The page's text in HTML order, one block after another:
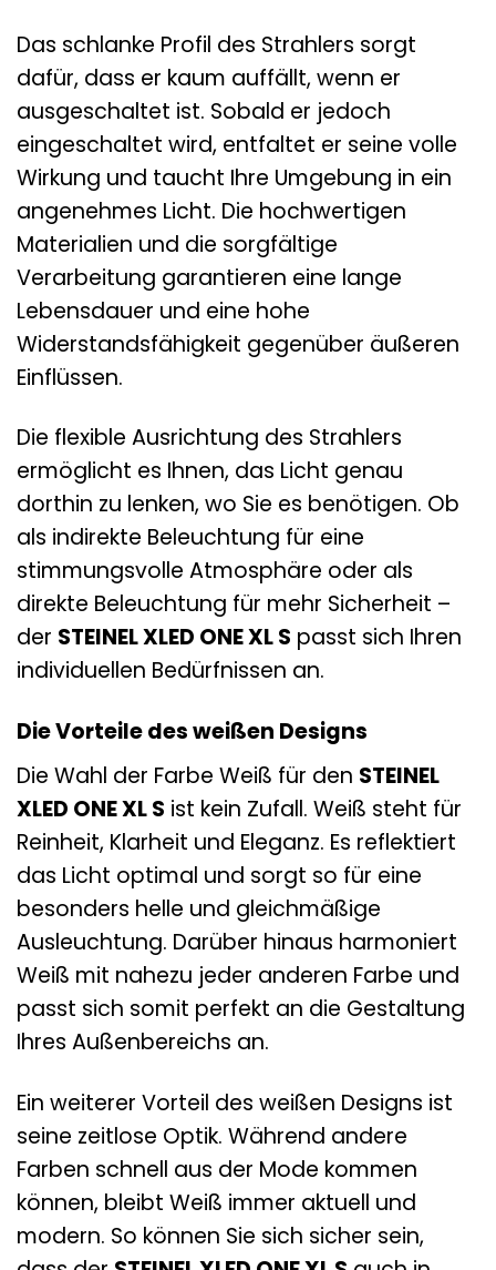
Das schlanke Profil des Strahlers sorgt
dafür, dass er kaum auffällt, wenn er
ausgeschaltet ist. Sobald er jedoch
eingeschaltet wird, entfaltet er seine volle
Wirkung und taucht Ihre Umgebung in ein
angenehmes Licht. Die hochwertigen
Materialien und die sorgfältige
Verarbeitung garantieren eine lange
Lebensdauer und eine hohe
Widerstandsfähigkeit gegenüber äußeren
Einflüssen.
Die flexible Ausrichtung des Strahlers
ermöglicht es Ihnen, das Licht genau
dorthin zu lenken, wo Sie es benötigen. Ob
als indirekte Beleuchtung für eine
stimmungsvolle Atmosphäre oder als
direkte Beleuchtung für mehr Sicherheit –
der STEINEL XLED ONE XL S passt sich Ihren
individuellen Bedürfnissen an.
Die Vorteile des weißen Designs
Die Wahl der Farbe Weiß für den STEINEL
XLED ONE XL S ist kein Zufall. Weiß steht für
Reinheit, Klarheit und Eleganz. Es reflektiert
das Licht optimal und sorgt so für eine
besonders helle und gleichmäßige
Ausleuchtung. Darüber hinaus harmoniert
Weiß mit nahezu jeder anderen Farbe und
passt sich somit perfekt an die Gestaltung
Ihres Außenbereichs an.
Ein weiterer Vorteil des weißen Designs ist
seine zeitlose Optik. Während andere
Farben schnell aus der Mode kommen
können, bleibt Weiß immer aktuell und
modern. So können Sie sich sicher sein,